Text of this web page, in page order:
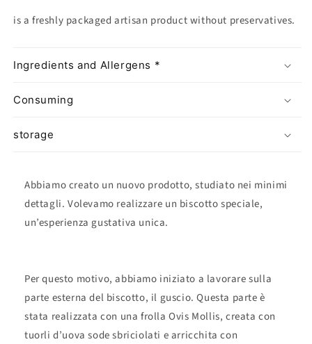
is a freshly packaged artisan product without preservatives.
Ingredients and Allergens *
Consuming
storage
Abbiamo creato un nuovo prodotto, studiato nei minimi
dettagli. Volevamo realizzare un biscotto speciale,
un’esperienza gustativa unica.
Per questo motivo, abbiamo iniziato a lavorare sulla
parte esterna del biscotto, il guscio. Questa parte è
stata realizzata con una frolla Ovis Mollis, creata con
tuorli d’uova sode sbriciolati e arricchita con